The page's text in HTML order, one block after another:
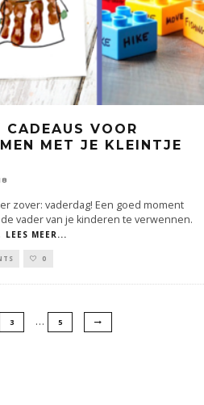
VOOR
MET JE KLEINTJE
zover: vaderdag! Een goed moment
vader van je kinderen te verwennen.
LEES MEER...
0
3 … 5